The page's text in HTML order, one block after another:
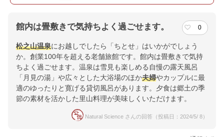
館内は畳敷きで気持ちよく過ごせます。 0
松之山温泉にお越しでしたら「ちとせ」はいかがでしょう
か。創業100年を超える老舗旅館です。館内は畳敷きで気持
ちよく過ごせます。温泉は雪見も楽しめる自慢の露天風呂
「月見の湯」や広々とした大浴場のほか夫婦やカップルに最
適のゆったりと寛げる貸切風呂があります。夕食は郷土の季
節の素材を活かした里山料理が美味しくいただけます。
Natural Science さんの回答（投稿日：2024/5/ 8）